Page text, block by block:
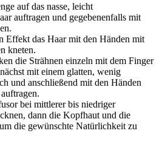
auf das nasse, leicht
auftragen und gegebenenfalls mit
Effekt das Haar mit den Händen mit
kneten.
die Strähnen einzeln mit dem Finger
mit einem glatten, wenig
und anschließend mit den Händen
bei mittlerer bis niedriger
dann die Kopfhaut und die
die gewünschte Natürlichkeit zu